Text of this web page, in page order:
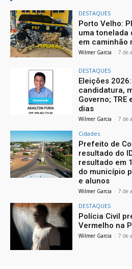
DESTAQUES
Porto Velho:
uma tonelada
em caminhão
Wilmer Garcia - 7 de
DESTAQUES
Eleições
candidatura,
Governo; TRE
dias
Wilmer Garcia - 7 de
Cidades
Prefeito de
resultado do
resultado em
do município
e alunos
Wilmer Garcia - 7 de
DESTAQUES
Polícia Civil
Vermelho na
Wilmer Garcia - 7 de